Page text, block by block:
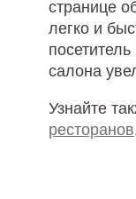
странице
легко и
салона
Узнайте
ресторанов